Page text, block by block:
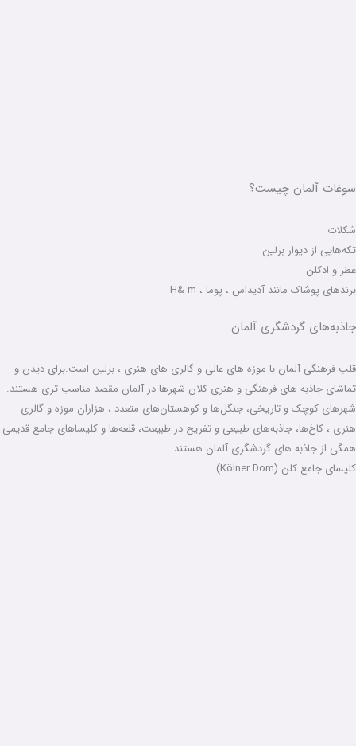
سوغات آلمان چیست؟
شکلات‌
تکه‌هایی از دیوار برلین
عطر و ادکلن
برندهای پوشاک مانند آدیداس ، پوما ، H& m
جاذبه‌های گردشگری آلمان:
قلب فرهنگی آلمان با موزه های عالی و گالری های هنری ، برلین است.برای دیدن و
تماشای جاذبه های فرهنگی و هنری کلان شهرها در آلمان مقصد مناسب تری هستند.
شهرهای کوچک و تاریخی، جنگل‌ها و کوهستان‌های متعدد ، هزاران موزه و گالری
هنری ، کاخ‌ها، جاذبه‌های طبیعی و تفریح در طبیعت، قلعه‌ها و کلیساهای جامع قدیمی
همگی از جاذبه های گردشگری آلمان هستند.
کلیسای جامع کلن (Kölner Dom)